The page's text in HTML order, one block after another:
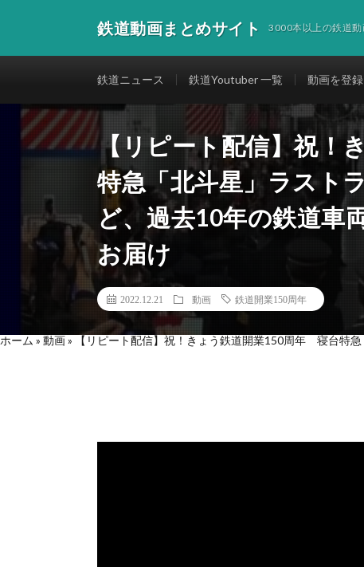
鉄道動画まとめサイト 3000本以上の鉄道動
鉄道ニュース 鉄道Youtuber 一覧 動画を登録
【リピート配信】祝！
特急「北斗星」ラスト
ど、過去10年の鉄道車
お届け
2022.12.21 動画 鉄道開業150周年
ホーム » 動画» 【リピート配信】祝！きょう鉄道開業150周年 寝台特